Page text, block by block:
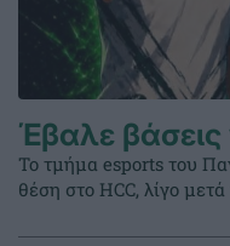
Έβαλε βάσεις
Το τμήμα esports του
θέση στο HCC, λίγο